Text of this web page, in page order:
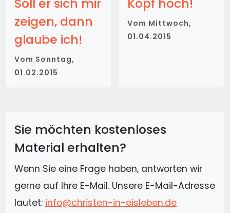
zeigen, dann
glaube ich!
Vom Sonntag,
01.02.2015
Vom Mittwoch,
01.04.2015
Sie möchten kostenloses
Material erhalten?
Wenn Sie eine Frage haben, antworten wir
gerne auf Ihre E-Mail. Unsere E-Mail-Adresse
lautet: info@christen-in-eisleben.de